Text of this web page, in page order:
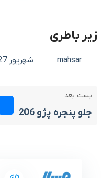
زیر باطری
mahsar شهریور 27, 1399
پست بعد
جلو پنجره پژو 206